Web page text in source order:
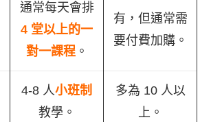
通常每天會排
4 堂以上的一
對一課程。
有，但通常需
要付費加購。
4-8 人小班制
教學。
多為 10 人以
上。